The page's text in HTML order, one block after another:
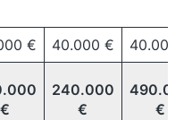
€ 40.000 €
40.000 €
€
240.000
€
490.000
€